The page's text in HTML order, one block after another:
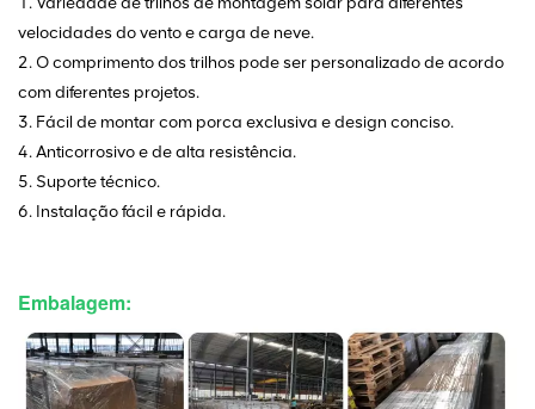
velocidades do vento e carga de neve.
2. O comprimento dos trilhos pode ser personalizado de acordo
com diferentes projetos.
3. Fácil de montar com porca exclusiva e design conciso.
4. Anticorrosivo e de alta resistência.
5. Suporte técnico.
6. Instalação fácil e rápida.
Embalagem: